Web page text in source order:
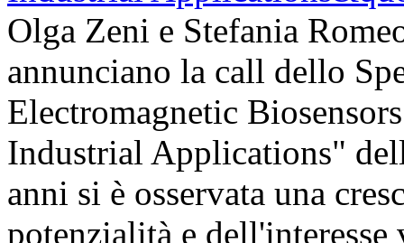
Olga Zeni e Stefania
annunciano la call dello
Electromagnetic
Industrial Applications"
anni si è osservata una
potenzialità e dell'interesse